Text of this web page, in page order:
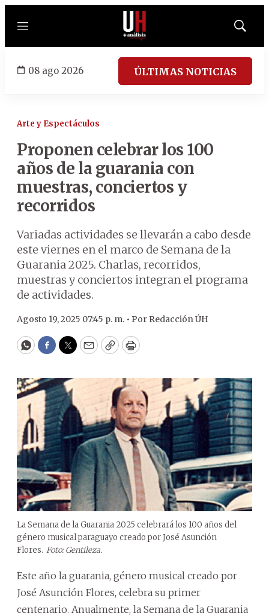
Menú
Mostrar
08 ago 2026 ÚLTIMAS NOTICIAS
Arte y Espectáculos
Proponen celebrar los 100
años de la guarania con
muestras, conciertos y
recorridos
Variadas actividades se llevarán a cabo desde
este viernes en el marco de Semana de la
Guarania 2025. Charlas, recorridos,
muestras y conciertos integran el programa
de actividades.
Agosto 19, 2025 07:45 p. m. • Por Redacción ÚH
WhatsApp
Facebook
Twitter
EmailCopyPrint
La Semana de la Guarania 2025 celebrará los 100 años del
género musical paraguayo creado por José Asunción
Flores. Foto: Gentileza.
Este año la guarania, género musical creado por
José Asunción Flores, celebra su primer
centenario. Anualmente, la Semana de la Guarania